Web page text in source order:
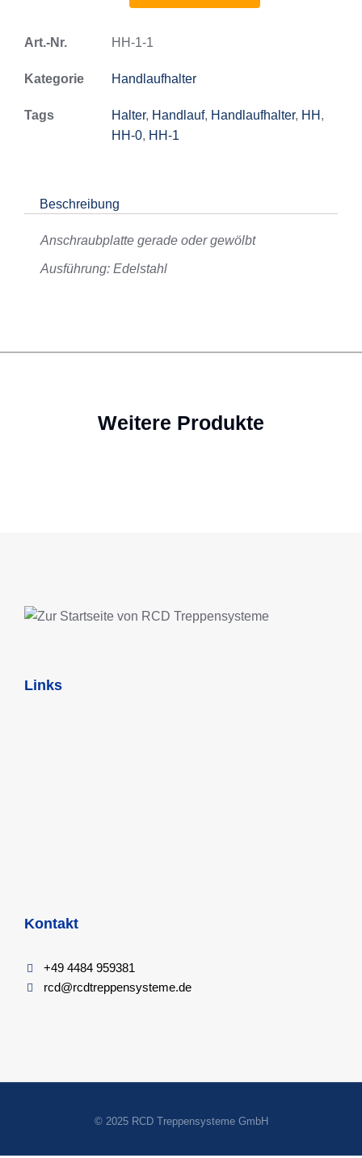
Art.-Nr. HH-1-1
Kategorie Handlaufhalter
Tags Halter, Handlauf, Handlaufhalter, HH ,
HH-0, HH-1
Beschreibung
Anschraubplatte gerade oder gewölbt
Ausführung: Edelstahl
Weitere Produkte
Links
Kontakt
+49 4484 959381
rcd@rcdtreppensysteme.de
© 2025 RCD Treppensysteme GmbH